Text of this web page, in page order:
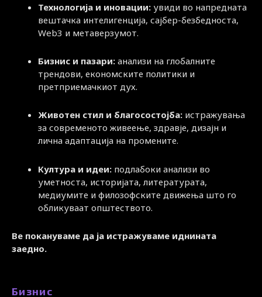
Технологија и иновации: увиди во напредната
вештачка интелигенција, сајбер-безбедноста,
Web3 и метаверзумот.
Бизнис и пазари: анализи на глобалните
трендови, економските политики и
претприемачкиот дух.
Животен стил и благосостојба: истражувања
за современото живеење, здравје, дизајн и
лична адаптација на промените.
Култура и идеи: подлабоки анализи во
уметноста, историјата, литературата,
медиумите и филозофските движења што го
обликуваат општеството.
Ве покануваме да ја истражуваме иднината
заедно.
Бизнис